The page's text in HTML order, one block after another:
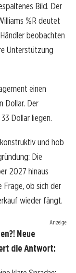
Bild. Der
%R deutet
beobachten
Unterstützung
einen
Dollar. Der
Dollar liegen.
und hob
Die
2027 hinaus
ob sich der
wieder fängt.
Anzeige
Neue
die Antwort: